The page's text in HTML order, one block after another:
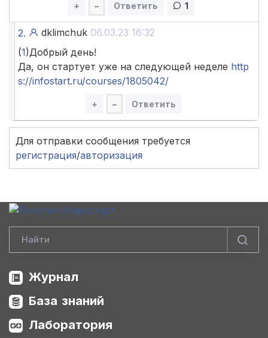
+ – Ответить 1
2. dklimchuk 06.03.23 16:32
(1)Добрый день!
Да, он стартует уже на следующей неделе http
s://infostart.ru/courses/1805042/
+ – Ответить
Для отправки сообщения требуется
регистрация/авторизация
Журнал
База знаний
Лаборатория